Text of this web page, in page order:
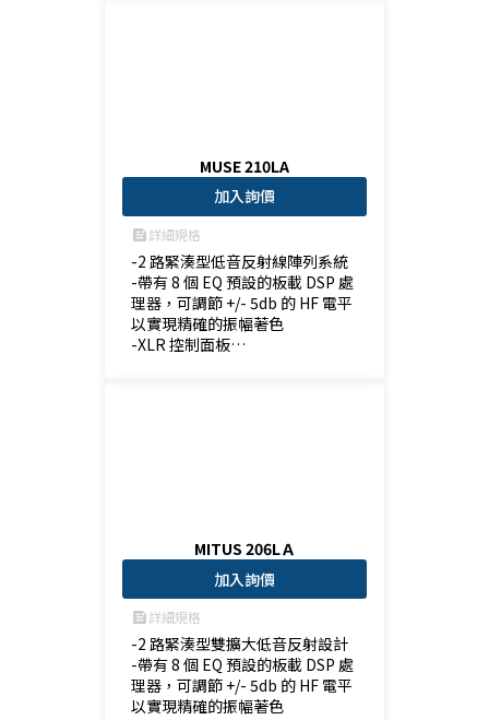
MUSE 210LA
加入詢價
feed詳細規格
-2 路緊湊型低音反射線陣列系統
-帶有 8 個 EQ 預設的板載 DSP 處
理器，可調節 +/- 5db 的 HF 電平
以實現精確的振幅著色
-XLR 控制面板
MITUS 206LＡ
加入詢價
feed詳細規格
-2 路緊湊型雙擴大低音反射設計
-帶有 8 個 EQ 預設的板載 DSP 處
理器，可調節 +/- 5db 的 HF 電平
以實現精確的振幅著色